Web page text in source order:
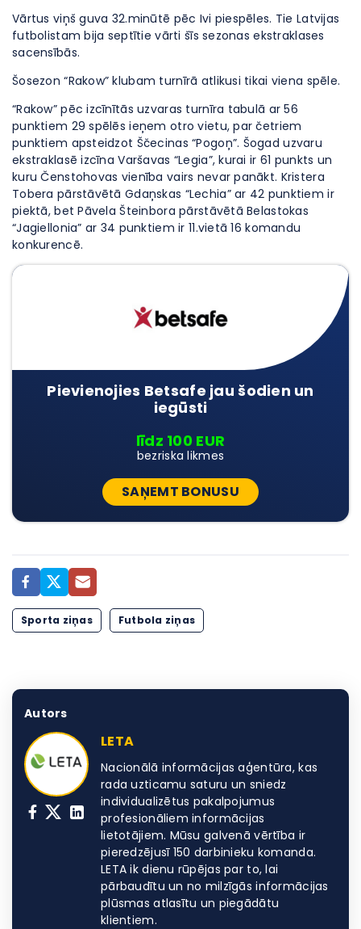
Vārtus viņš guva 32.minūtē pēc Ivi piespēles. Tie Latvijas
futbolistam bija septītie vārti šīs sezonas ekstraklases
sacensībās.
Šosezon “Rakow” klubam turnīrā atlikusi tikai viena spēle.
“Rakow” pēc izcīnītās uzvaras turnīra tabulā ar 56
punktiem 29 spēlēs ieņem otro vietu, par četriem
punktiem apsteidzot Ščecinas “Pogoņ”. Šogad uzvaru
ekstraklasē izcīna Varšavas “Legia”, kurai ir 61 punkts un
kuru Čenstohovas vienība vairs nevar panākt. Kristera
Tobera pārstāvētā Gdaņskas “Lechia” ar 42 punktiem ir
piektā, bet Pāvela Šteinbora pārstāvētā Belastokas
“Jagiellonia” ar 34 punktiem ir 11.vietā 16 komandu
konkurencē.
Pievienojies Betsafe jau šodien un
iegūsti
līdz 100 EUR
bezriska likmes
SAŅEMT BONUSU
Sporta ziņas Futbola ziņas
Autors
LETA
Nacionālā informācijas aģentūra, kas
rada uzticamu saturu un sniedz
individualizētus pakalpojumus
profesionāliem informācijas
lietotājiem. Mūsu galvenā vērtība ir
pieredzējusī 150 darbinieku komanda.
LETA ik dienu rūpējas par to, lai
pārbaudītu un no milzīgās informācijas
plūsmas atlasītu un piegādātu
klientiem.